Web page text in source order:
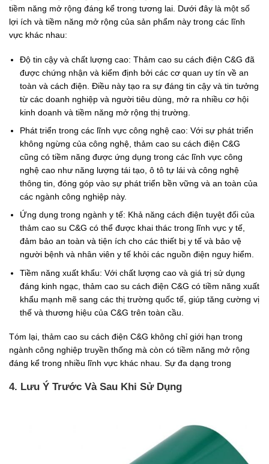
tiềm năng mở rộng đáng kể trong tương lai. Dưới đây là một số
lợi ích và tiềm năng mở rộng của sản phẩm này trong các lĩnh
vực khác nhau:
Độ tin cậy và chất lượng cao: Thảm cao su cách điện C&G đã
được chứng nhận và kiểm định bởi các cơ quan uy tín về an
toàn và cách điện. Điều này tạo ra sự đáng tin cậy và tin tưởng
từ các doanh nghiệp và người tiêu dùng, mở ra nhiều cơ hội
kinh doanh và tiềm năng mở rộng thị trường.
Phát triển trong các lĩnh vực công nghệ cao: Với sự phát triển
không ngừng của công nghệ, thảm cao su cách điện C&G
cũng có tiềm năng được ứng dụng trong các lĩnh vực công
nghệ cao như năng lượng tái tạo, ô tô tự lái và công nghệ
thông tin, đóng góp vào sự phát triển bền vững và an toàn của
các ngành công nghiệp này.
Ứng dụng trong ngành y tế: Khả năng cách điện tuyệt đối của
thảm cao su C&G có thể được khai thác trong lĩnh vực y tế,
đảm bảo an toàn và tiện ích cho các thiết bị y tế và bảo vệ
người bệnh và nhân viên y tế khỏi các nguồn điện nguy hiểm.
Tiềm năng xuất khẩu: Với chất lượng cao và giá trị sử dụng
đáng kinh ngạc, thảm cao su cách điện C&G có tiềm năng xuất
khẩu mạnh mẽ sang các thị trường quốc tế, giúp tăng cường vị
thế và thương hiệu của C&G trên toàn cầu.
Tóm lại, thảm cao su cách điện C&G không chỉ giới hạn trong
ngành công nghiệp truyền thống mà còn có tiềm năng mở rộng
đáng kể trong nhiều lĩnh vực khác nhau. Sự đa dạng trong
4. Lưu Ý Trước Và Sau Khi Sử Dụng